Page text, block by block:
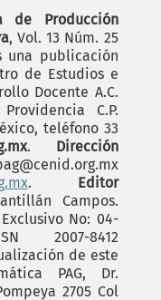
de Producción
, Vol. 13 Núm. 25
una publicación
de Estudios e
Docente A.C.
C.P.
teléfono 33
. Dirección
.
Editor
Campos.
No: 04-
2007-8412
de este
PAG, Dr.
2705 Col